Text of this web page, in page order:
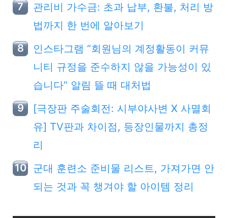
관리비 가수금: 초과 납부, 환불, 처리 방
법까지 한 번에 알아보기
인스타그램 “회원님의 계정활동이 커뮤
니티 규정을 준수하지 않을 가능성이 있
습니다” 알림 뜰 때 대처법
[극장판 주술회전: 시부야사변 X 사멸회
유] TV판과 차이점, 등장인물까지 총정
리
군대 훈련소 준비물 리스트, 가져가면 안
되는 것과 꼭 챙겨야 할 아이템 정리